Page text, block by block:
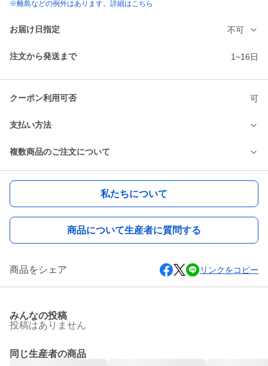
※離島などの例外はあります。詳細はこちら
お届け日指定 不可
注文から発送まで 1~16日
クーポン利用可否 可
支払い方法
複数商品のご注文について
私たちについて
商品について生産者に質問する
商品をシェア リンクをコピー
みんなの投稿
投稿はありません
同じ生産者の商品